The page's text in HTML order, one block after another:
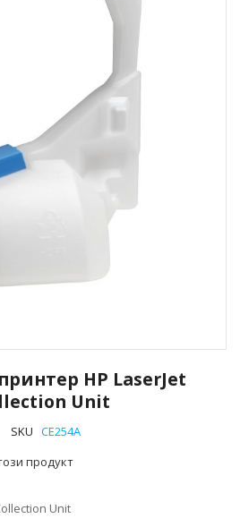
HP LaserJet
Unit
SKU CE254A
продукт
Unit